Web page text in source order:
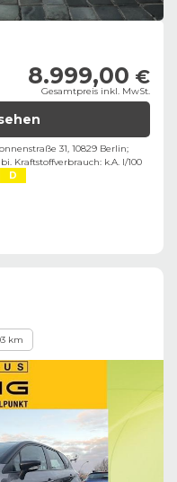
8.999,00 €
Gesamtpreis inkl. MwSt.
31, 10829 Berlin;
Kraftstoffverbrauch: k.A. l/100
D
km